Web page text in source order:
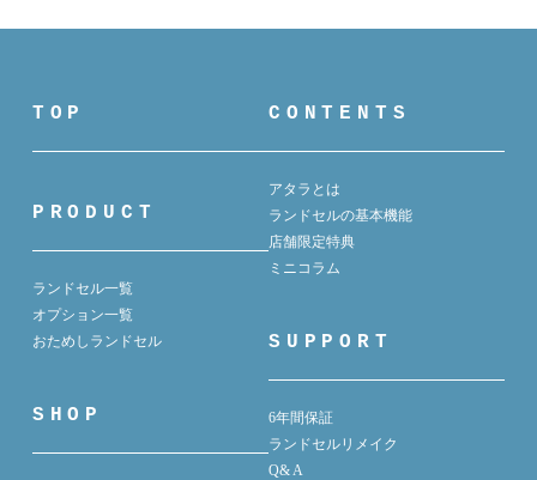
TOP
PRODUCT
ランドセル一覧
オプション一覧
おためしランドセル
SHOP
CONTENTS
アタラとは
ランドセルの基本機能
店舗限定特典
ミニコラム
SUPPORT
6年間保証
ランドセルリメイク
Q& A